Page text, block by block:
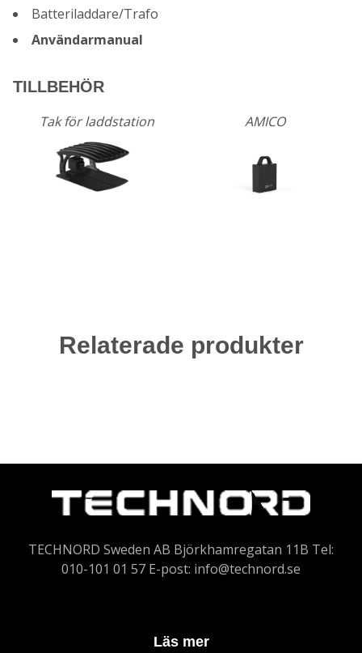
Batteriladdare/Trafo
Användarmanual
TILLBEHÖR
Tak för laddstation
AMICO
Relaterade produkter
TECHNORD Sweden AB Björkhamregatan 11B Tel:
010-101 01 57 E-post: info@technord.se
Läs mer